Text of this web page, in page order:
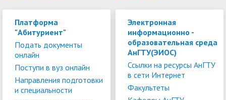
Платформа
"Абитуриент"
Подать документы
онлайн
Поступи в вуз онлайн
Направления подготовки
и специальности
Электронная
информационно -
образовательная среда
АнГТУ(ЭИОС)
Ссылки на ресурсы АнГТУ
в сети Интернет
Факультеты